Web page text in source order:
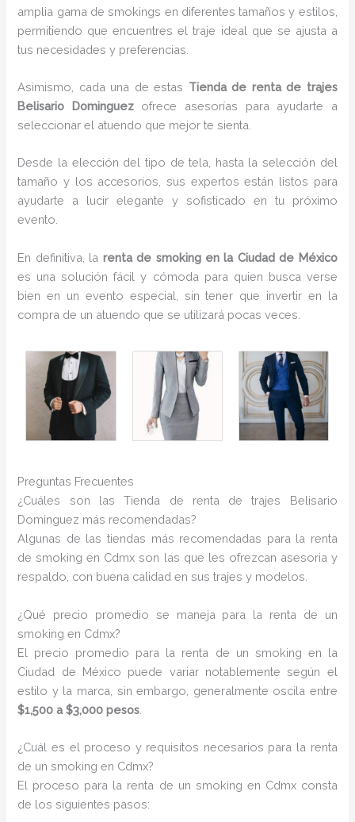
amplia gama de smokings en diferentes tamaños y estilos,
permitiendo que encuentres el traje ideal que se ajusta a
tus necesidades y preferencias.
Asimismo, cada una de estas Tienda de renta de trajes
Belisario Dominguez ofrece asesorías para ayudarte a
seleccionar el atuendo que mejor te sienta.
Desde la elección del tipo de tela, hasta la selección del
tamaño y los accesorios, sus expertos están listos para
ayudarte a lucir elegante y sofisticado en tu próximo
evento.
En definitiva, la renta de smoking en la Ciudad de México
es una solución fácil y cómoda para quien busca verse
bien en un evento especial, sin tener que invertir en la
compra de un atuendo que se utilizará pocas veces.
Preguntas Frecuentes
¿Cuáles son las Tienda de renta de trajes Belisario
Dominguez más recomendadas?
Algunas de las tiendas más recomendadas para la renta
de smoking en Cdmx son las que les ofrezcan asesoria y
respaldo, con buena calidad en sus trajes y modelos.
¿Qué precio promedio se maneja para la renta de un
smoking en Cdmx?
El precio promedio para la renta de un smoking en la
Ciudad de México puede variar notablemente según el
estilo y la marca, sin embargo, generalmente oscila entre
$1,500 a $3,000 pesos
¿Cuál es el proceso y requisitos necesarios para la renta
de un smoking en Cdmx?
El proceso para la renta de un smoking en Cdmx consta
de los siguientes pasos: